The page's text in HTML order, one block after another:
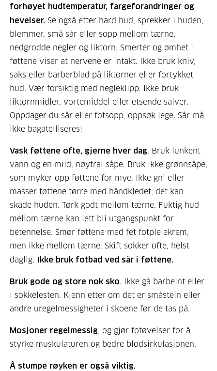
forhøyet hudtemperatur, fargeforandringer og
hevelser. Se også etter hard hud, sprekker i huden,
blemmer, små sår eller sopp mellom tærne,
nedgrodde negler og liktorn. Smerter og ømhet i
føttene viser at nervene er intakt. Ikke bruk kniv,
saks eller barberblad på liktorner eller fortykket
hud. Vær forsiktig med negleklipp. Ikke bruk
liktornmidler, vortemiddel eller etsende salver.
Oppdager du sår eller fotsopp, oppsøk lege. Sår må
ikke bagatelliseres!
Vask føttene ofte, gjerne hver dag. Bruk lunkent
vann og en mild, nøytral såpe. Bruk ikke grønnsåpe,
som myker opp føttene for mye. Ikke gni eller
masser føttene tørre med håndkledet, det kan
skade huden. Tørk godt mellom tærne. Fuktig hud
mellom tærne kan lett bli utgangspunkt for
betennelse. Smør føttene med fet fotpleiekrem,
men ikke mellom tærne. Skift sokker ofte, helst
daglig. Ikke bruk fotbad ved sår i føttene.
Bruk gode og store nok sko. Ikke gå barbeint eller
i sokkelesten. Kjenn etter om det er småstein eller
andre uregelmessigheter i skoene før de tas på.
Mosjoner regelmessig, og gjør fotøvelser for å
styrke muskulaturen og bedre blodsirkulasjonen.
Å stumpe røyken er også viktig.